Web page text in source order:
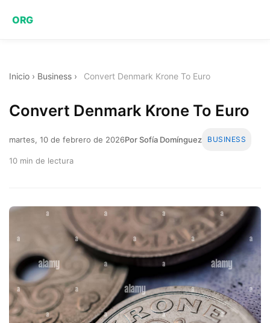
ORG
Inicio › Business › Convert Denmark Krone To Euro
Convert Denmark Krone To Euro
martes, 10 de febrero de 2026Por Sofía Domínguez BUSINESS
10 min de lectura